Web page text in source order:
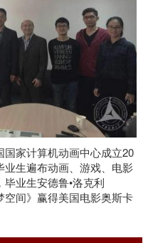
家计算机动画中心成立20
生遍布动画、游戏、电影
业生安德鲁•洛克利
空间》赢得美国电影奥斯卡